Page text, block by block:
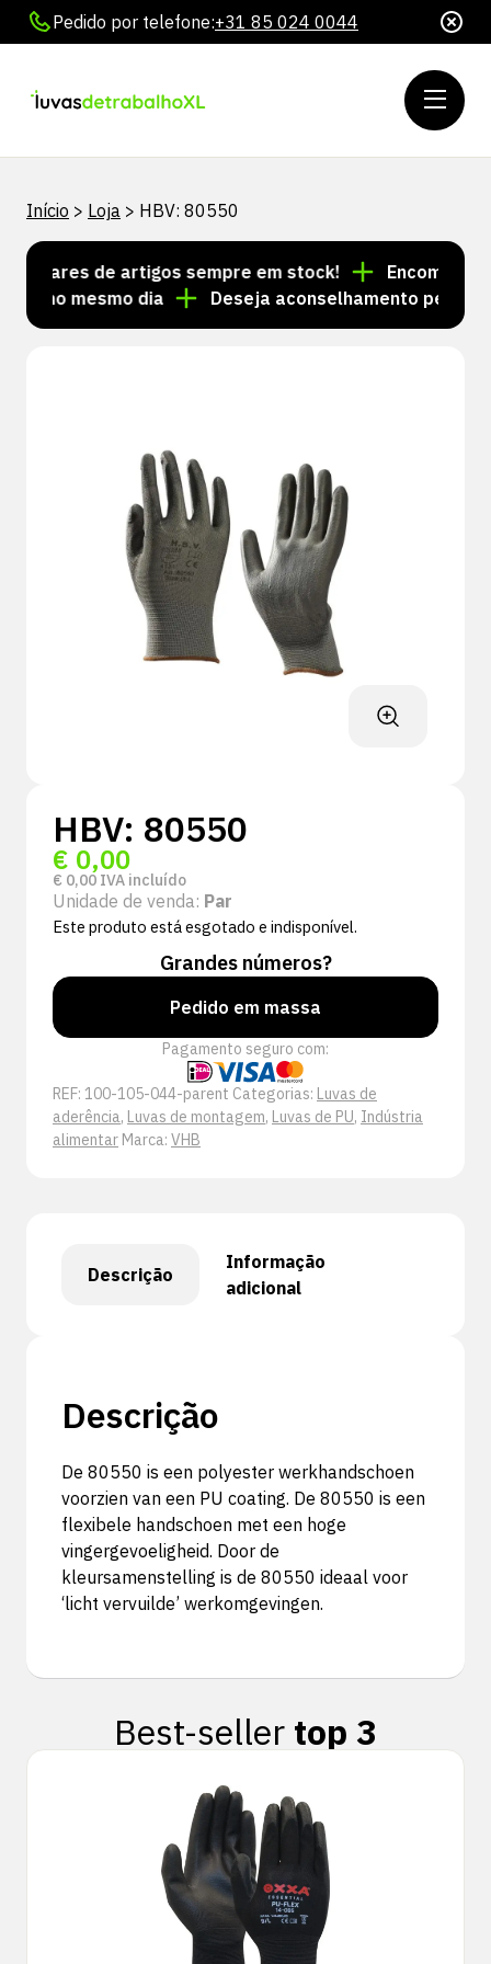
Pedido por telefone:+31 85 024 0044
Início > Loja > HBV: 80550
de artigos sempre em stock!
Encomendas
no mesmo dia
Deseja aconselhamento
HBV: 80550
€ 0,00
€ 0,00 IVA incluído
Unidade de venda: Par
Este produto está esgotado e indisponível.
Grandes números?
Pedido em massa
Pagamento seguro com:
REF: 100-105-044-parent Categorias: Luvas de
aderência, Luvas de montagem, Luvas de PU, Indústria
alimentar Marca: VHB
Descrição
Informação
adicional
Descrição
De 80550 is een polyester werkhandschoen
voorzien van een PU coating. De 80550 is een
flexibele handschoen met een hoge
vingergevoeligheid. Door de
kleursamenstelling is de 80550 ideaal voor
‘licht vervuilde’ werkomgevingen.
Best-seller top 3